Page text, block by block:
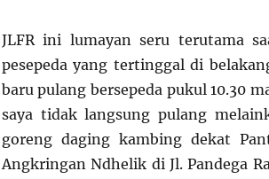
JLFR ini lumayan seru terutama
pesepeda yang tertinggal di
baru pulang bersepeda pukul 10.30
saya tidak langsung pulang
goreng daging kambing dekat
Angkringan Ndhelik di Jl. Pandega